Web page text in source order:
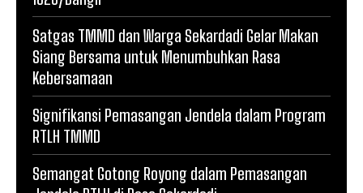
Satgas TMMD dan Warga Sekardadi Gelar Makan
Siang Bersama untuk Menumbuhkan Rasa
Kebersamaan
Signifikansi Pemasangan Jendela dalam Program
RTLH TMMD
Semangat Gotong Royong dalam Pemasangan